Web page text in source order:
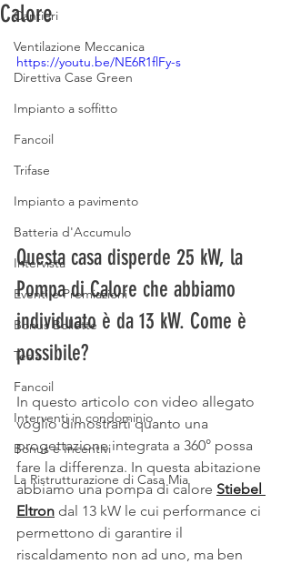
Cantieri
Ventilazione Meccanica
Direttiva Case Green
Impianto a soffitto
Fancoil
Trifase
Impianto a pavimento
Batteria d'Accumulo
Intervista
Eventi e Premiazioni
Bonus Bollette
Tesla
Fancoil
Interventi in condominio
Bonus e Incentivi
La Ristrutturazione di Casa Mia
Calore
https://youtu.be/NE6R1flFy-s
Questa casa disperde 25 kW, la
Pompa di Calore che abbiamo
individuato è da 13 kW. Come è
possibile?
In questo articolo con video allegato
voglio dimostrarti quanto una
progettazione integrata a 360° possa
fare la differenza. In questa abitazione
abbiamo una pompa di calore Stiebel
Eltron dal 13 kW le cui performance ci
permettono di garantire il
riscaldamento non ad uno, ma ben